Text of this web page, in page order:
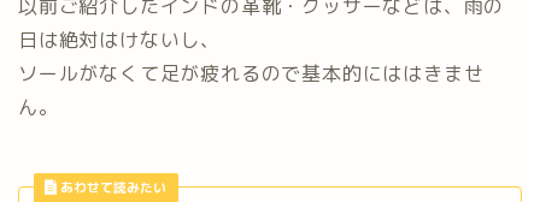
以前ご紹介したインドの革靴・クッサーなどは、雨の
日は絶対はけないし、
ソールがなくて足が疲れるので基本的にははきませ
ん。